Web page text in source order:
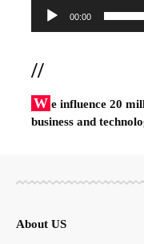
00:00
//
W e influence 20
business and
About US